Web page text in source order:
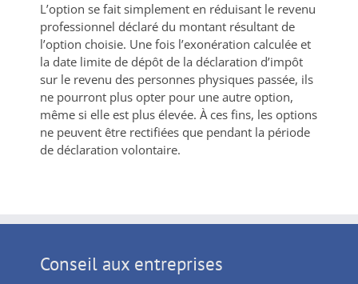
L’option se fait simplement en réduisant le revenu
professionnel déclaré du montant résultant de
l’option choisie. Une fois l’exonération calculée et
la date limite de dépôt de la déclaration d’impôt
sur le revenu des personnes physiques passée, ils
ne pourront plus opter pour une autre option,
même si elle est plus élevée. À ces fins, les options
ne peuvent être rectifiées que pendant la période
de déclaration volontaire.
Conseil aux entreprises